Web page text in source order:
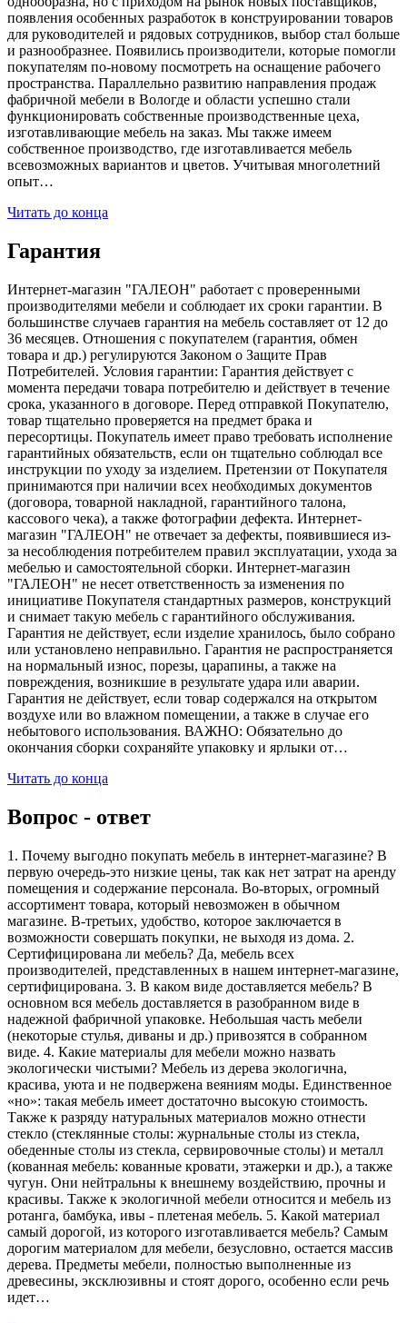
появления особенных разработок в конструировании товаров
для руководителей и рядовых сотрудников, выбор стал больше
и разнообразнее. Появились производители, которые помогли
покупателям по-новому посмотреть на оснащение рабочего
пространства. Параллельно развитию направления продаж
фабричной мебели в Вологде и области успешно стали
функционировать собственные производственные цеха,
изготавливающие мебель на заказ. Мы также имеем
собственное производство, где изготавливается мебель
всевозможных вариантов и цветов. Учитывая многолетний
опыт…
Читать до конца
Гарантия
Интернет-магазин "ГАЛЕОН" работает с проверенными
производителями мебели и соблюдает их сроки гарантии. В
большинстве случаев гарантия на мебель составляет от 12 до
36 месяцев. Отношения с покупателем (гарантия, обмен
товара и др.) регулируются Законом о Защите Прав
Потребителей. Условия гарантии: Гарантия действует с
момента передачи товара потребителю и действует в течение
срока, указанного в договоре. Перед отправкой Покупателю,
товар тщательно проверяется на предмет брака и
пересортицы. Покупатель имеет право требовать исполнение
гарантийных обязательств, если он тщательно соблюдал все
инструкции по уходу за изделием. Претензии от Покупателя
принимаются при наличии всех необходимых документов
(договора, товарной накладной, гарантийного талона,
кассового чека), а также фотографии дефекта. Интернет-
магазин "ГАЛЕОН" не отвечает за дефекты, появившиеся из-
за несоблюдения потребителем правил эксплуатации, ухода за
мебелью и самостоятельной сборки. Интернет-магазин
"ГАЛЕОН" не несет ответственность за изменения по
инициативе Покупателя стандартных размеров, конструкций
и снимает такую мебель с гарантийного обслуживания.
Гарантия не действует, если изделие хранилось, было собрано
или установлено неправильно. Гарантия не распространяется
на нормальный износ, порезы, царапины, а также на
повреждения, возникшие в результате удара или аварии.
Гарантия не действует, если товар содержался на открытом
воздухе или во влажном помещении, а также в случае его
небытового использования. ВАЖНО: Обязательно до
окончания сборки сохраняйте упаковку и ярлыки от…
Читать до конца
Вопрос - ответ
1. Почему выгодно покупать мебель в интернет-магазине? В
первую очередь-это низкие цены, так как нет затрат на аренду
помещения и содержание персонала. Во-вторых, огромный
ассортимент товара, который невозможен в обычном
магазине. В-третьих, удобство, которое заключается в
возможности совершать покупки, не выходя из дома. 2.
Сертифицирована ли мебель? Да, мебель всех
производителей, представленных в нашем интернет-магазине,
сертифицирована. 3. В каком виде доставляется мебель? В
основном вся мебель доставляется в разобранном виде в
надежной фабричной упаковке. Небольшая часть мебели
(некоторые стулья, диваны и др.) привозятся в собранном
виде. 4. Какие материалы для мебели можно назвать
экологически чистыми? Мебель из дерева экологична,
красива, уюта и не подвержена веяниям моды. Единственное
«но»: такая мебель имеет достаточно высокую стоимость.
Также к разряду натуральных материалов можно отнести
стекло (стеклянные столы: журнальные столы из стекла,
обеденные столы из стекла, сервировочные столы) и металл
(кованная мебель: кованные кровати, этажерки и др.), а также
чугун. Они нейтральны к внешнему воздействию, прочны и
красивы. Также к экологичной мебели относится и мебель из
ротанга, бамбука, ивы - плетеная мебель. 5. Какой материал
самый дорогой, из которого изготавливается мебель? Самым
дорогим материалом для мебели, безусловно, остается массив
дерева. Предметы мебели, полностью выполненные из
древесины, эксклюзивны и стоят дорого, особенно если речь
идет…